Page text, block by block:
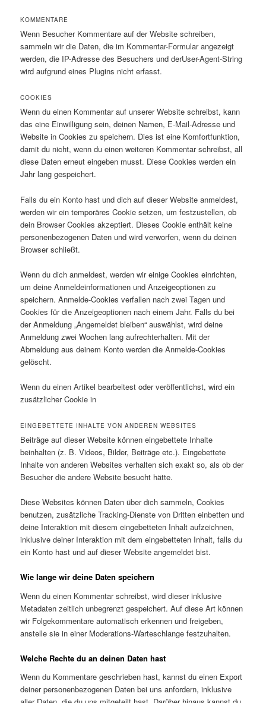
KOMMENTARE
Wenn Besucher Kommentare auf der Website schreiben,
sammeln wir die Daten, die im Kommentar-Formular angezeigt
werden, die IP-Adresse des Besuchers und derUser-Agent-String
wird aufgrund eines Plugins nicht erfasst.
COOKIES
Wenn du einen Kommentar auf unserer Website schreibst, kann
das eine Einwilligung sein, deinen Namen, E-Mail-Adresse und
Website in Cookies zu speichern. Dies ist eine Komfortfunktion,
damit du nicht, wenn du einen weiteren Kommentar schreibst, all
diese Daten erneut eingeben musst. Diese Cookies werden ein
Jahr lang gespeichert.
Falls du ein Konto hast und dich auf dieser Website anmeldest,
werden wir ein temporäres Cookie setzen, um festzustellen, ob
dein Browser Cookies akzeptiert. Dieses Cookie enthält keine
personenbezogenen Daten und wird verworfen, wenn du deinen
Browser schließt.
Wenn du dich anmeldest, werden wir einige Cookies einrichten,
um deine Anmeldeinformationen und Anzeigeoptionen zu
speichern. Anmelde-Cookies verfallen nach zwei Tagen und
Cookies für die Anzeigeoptionen nach einem Jahr. Falls du bei
der Anmeldung „Angemeldet bleiben“ auswählst, wird deine
Anmeldung zwei Wochen lang aufrechterhalten. Mit der
Abmeldung aus deinem Konto werden die Anmelde-Cookies
gelöscht.
Wenn du einen Artikel bearbeitest oder veröffentlichst, wird ein
zusätzlicher Cookie in
EINGEBETTETE INHALTE VON ANDEREN WEBSITES
Beiträge auf dieser Website können eingebettete Inhalte
beinhalten (z. B. Videos, Bilder, Beiträge etc.). Eingebettete
Inhalte von anderen Websites verhalten sich exakt so, als ob der
Besucher die andere Website besucht hätte.
Diese Websites können Daten über dich sammeln, Cookies
benutzen, zusätzliche Tracking-Dienste von Dritten einbetten und
deine Interaktion mit diesem eingebetteten Inhalt aufzeichnen,
inklusive deiner Interaktion mit dem eingebetteten Inhalt, falls du
ein Konto hast und auf dieser Website angemeldet bist.
Wie lange wir deine Daten speichern
Wenn du einen Kommentar schreibst, wird dieser inklusive
Metadaten zeitlich unbegrenzt gespeichert. Auf diese Art können
wir Folgekommentare automatisch erkennen und freigeben,
anstelle sie in einer Moderations-Warteschlange festzuhalten.
Welche Rechte du an deinen Daten hast
Wenn du Kommentare geschrieben hast, kannst du einen Export
deiner personenbezogenen Daten bei uns anfordern, inklusive